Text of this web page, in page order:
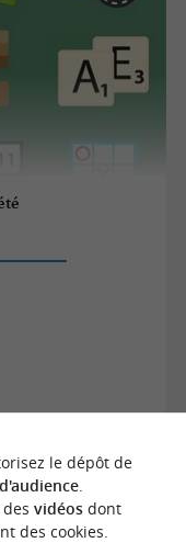
le dépôt de
.
vidéosdont
des cookies.